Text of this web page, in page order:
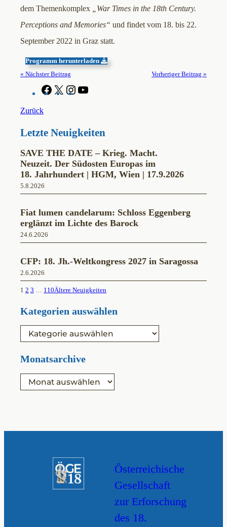
dem Themenkomplex
„War Times in the 18th Century.
Perceptions and Memories“ und findet vom 18. bis 22.
September 2022 in Graz statt.
Programm herunterladen
« Nächster Beitrag Vorheriger Beitrag »
F
a
o
k
X
I
g
a
m
b
Zurück
Letzte Neuigkeiten
SAVE THE DATE – Krieg. Macht.
Neuzeit. Der Südosten Europas im
18. Jahrhundert | HGM, Wien | 17.9.2026
5.8.2026
Fiat lumen candelarum: Schloss Eggenberg
erglänzt im Lichte des Barock
24.6.2026
CFP: 18. Jh.-Weltkongress 2027 in Saragossa
2.6.2026
1 2 3 … 110Ältere Neuigkeiten
Kategorien auswählen
g
Monatsarchive
A
c
Österreichische
Gesellschaft
zur Erforschung
des 18.